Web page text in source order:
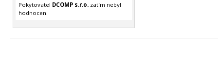
Pokytovatel DCOMP s.r.o.zatím nebyl
hodnocen.